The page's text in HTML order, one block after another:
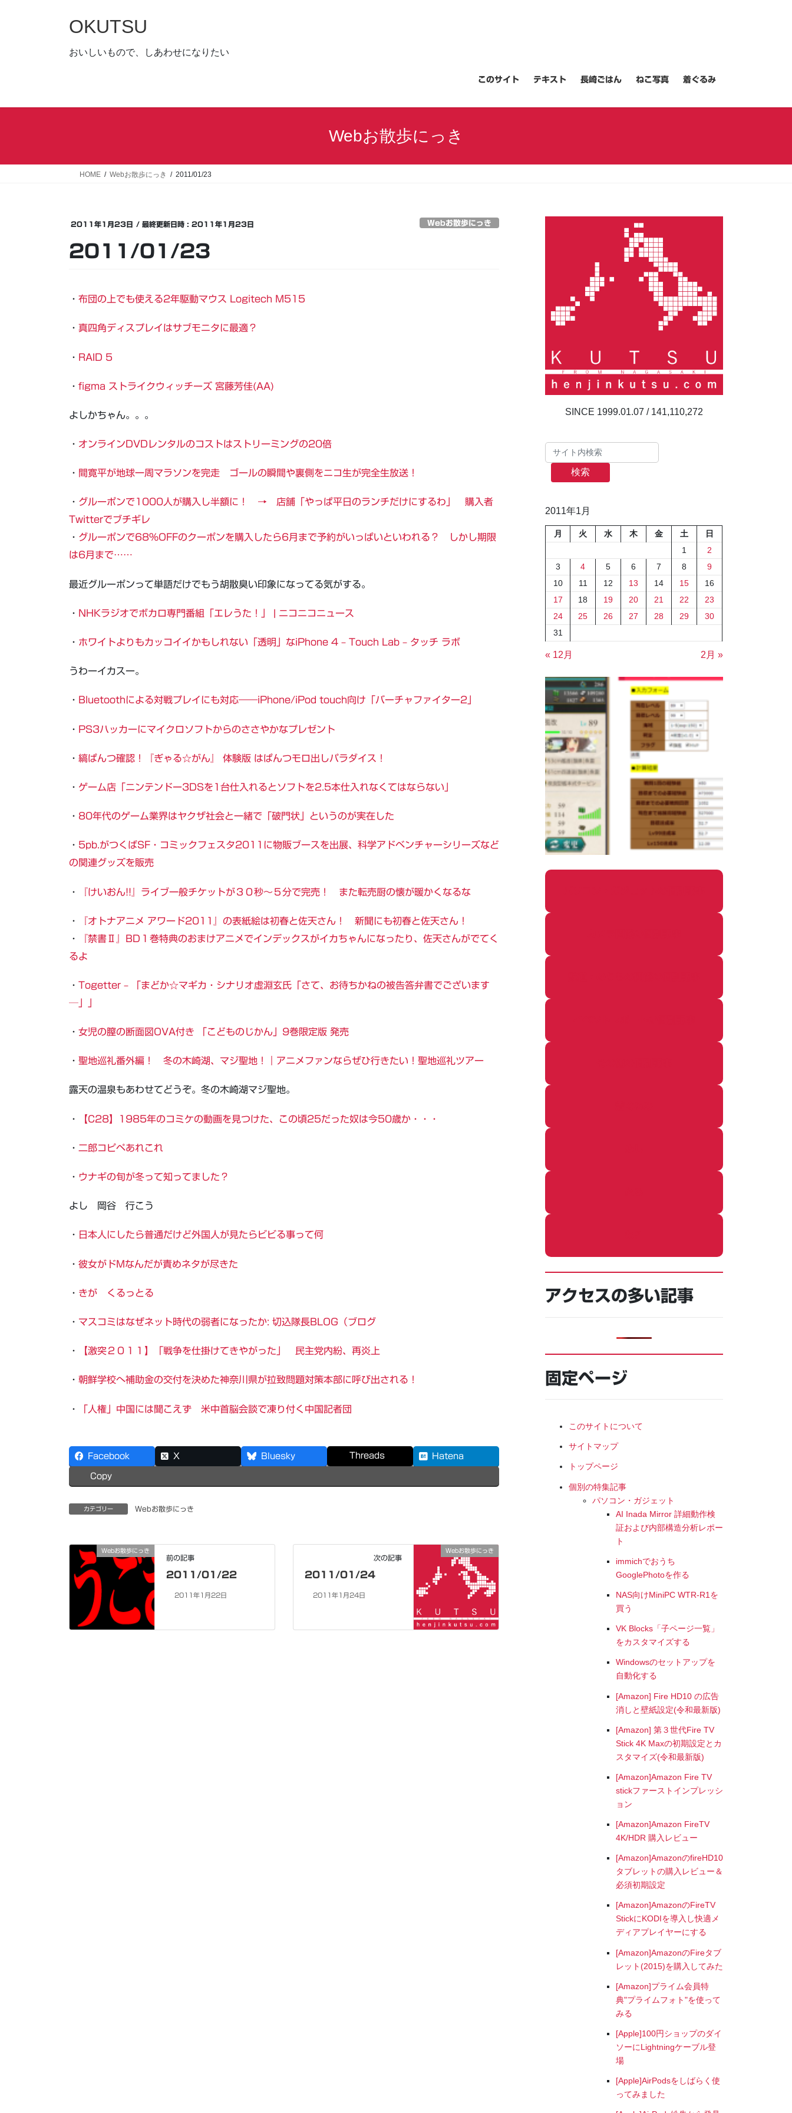
キ
に
OKUTSU
おいしいもので、しあわせになりたい
このサイト テキスト 長崎ごはん ねこ写真 着ぐるみ
Webお散歩にっき
HOME Webお散歩にっき 2011/01/23
2011年1月23日 / 最終更新日時 : 2011年1月23日 Webお散歩にっき
2011/01/23
・ 布団の上でも使える2年駆動マウス Logitech M515
・ 真四角ディスプレイはサブモニタに最適？
・ RAID 5
・ figma ストライクウィッチーズ 宮藤芳佳(AA)
よしかちゃん。。。
・ オンラインDVDレンタルのコストはストリーミングの20倍
・ 間寛平が地球一周マラソンを完走 ゴールの瞬間や裏側をニコ生が完全生放送！
・ グルーポンで1000人が購入し半額に！ → 店舗「やっぱ平日のランチだけにするわ」 購入者
Twitterでブチギレ
・ グルーポンで68％OFFのクーポンを購入したら6月まで予約がいっぱいといわれる？ しかし期限
は6月まで……
最近グルーポンって単語だけでもう胡散臭い印象になってる気がする。
・ NHKラジオでボカロ専門番組「エレうた！」 | ニコニコニュース
・ ホワイトよりもカッコイイかもしれない「透明」なiPhone 4 – Touch Lab – タッチ ラボ
うわーイカスー。
・ Bluetoothによる対戦プレイにも対応――iPhone/iPod touch向け「バーチャファイター2」
・ PS3ハッカーにマイクロソフトからのささやかなプレゼント
・ 縞ぱんつ確認！『ぎゃる☆がん』 体験版 はぱんつモロ出しパラダイス！
・ ゲーム店「ニンテンドー3DSを1台仕入れるとソフトを2.5本仕入れなくてはならない」
・ 80年代のゲーム業界はヤクザ社会と一緒で「破門状」というのが実在した
・ 5pb.がつくばSF・コミックフェスタ2011に物販ブースを出展、科学アドベンチャーシリーズなど
の関連グッズを販売
・ 『けいおん!!』ライブ一般チケットが３０秒～５分で完売！ また転売厨の懐が暖かくなるな
・
『オトナアニメ アワード2011』の表紙絵は初春と佐天さん！ 新聞にも初春と佐天さん！
・
『禁書Ⅱ』BD１巻特典のおまけアニメでインデックスがイカちゃんになったり、佐天さんがでてく
るよ
・ Togetter – 「まどか☆マギカ・シナリオ虚淵玄氏「さて、お待ちかねの被告答弁書でございます
─」」
・ 女児の膣の断面図OVA付き 「こどものじかん」9巻限定版 発売
・ 聖地巡礼番外編！ 冬の木崎湖、マジ聖地！｜アニメファンならぜひ行きたい！聖地巡礼ツアー
露天の温泉もあわせてどうぞ。冬の木崎湖マジ聖地。
・ 【C28】1985年のコミケの動画を見つけた、この頃25だった奴は今50歳か・・・
・ 二郎コピペあれこれ
・ ウナギの旬が冬って知ってました？
よし 岡谷 行こう
・ 日本人にしたら普通だけど外国人が見たらビビる事って何
・ 彼女がドMなんだが責めネタが尽きた
・ きが くるっとる
・ マスコミはなぜネット時代の弱者になったか: 切込隊長BLOG（ブログ
・ 【激突２０１１】「戦争を仕掛けてきやがった」 民主党内紛、再炎上
・ 朝鮮学校へ補助金の交付を決めた神奈川県が拉致問題対策本部に呼び出される！
・ 「人権」中国には聞こえず 米中首脳会談で凍り付く中国記者団
Facebook X Bluesky Threads Hatena
Copy
カテゴリー Webお散歩にっき
Webお散歩にっき
前の記事
2011/01/22
2011年1月22日
Webお散歩にっき
次の記事
2011/01/24
2011年1月24日
141,110,272
検索
2011年1月
月 火 水 木 金 土
日
1
2
3
4 5 6 7 8
9
10
11 12 13 14 15
16
17
18 19 20 21 22
23
24
25 26 27 28 29
30
31
« 12月 2月 »
アクセスの多い記事
固定ページ
このサイトについて
サイトマップ
トップページ
個別の特集記事
パソコン・ガジェット
AI Inada Mirror 詳細動作検
証および内部構造分析レポー
ト
immichでおうち
GooglePhotoを作る
NAS向けMiniPC WTR-R1を
買う
VK Blocks「子ページ一覧」
をカスタマイズする
Windowsのセットアップを
自動化する
[Amazon] Fire HD10 の広告
消しと壁紙設定(令和最新版)
[Amazon] 第３世代Fire TV
Stick 4K Maxの初期設定とカ
スタマイズ(令和最新版)
[Amazon]Amazon Fire TV
stickファーストインプレッシ
ョン
[Amazon]Amazon FireTV
4K/HDR 購入レビュー
[Amazon]AmazonのfireHD10
タブレットの購入レビュー＆
必須初期設定
[Amazon]AmazonのFireTV
StickにKODIを導入し快適メ
ディアプレイヤーにする
[Amazon]AmazonのFireタブ
レット(2015)を購入してみた
[Amazon]プライム会員特
典"プライムフォト"を使って
みる
[Apple]100円ショップのダイ
ソーにLightningケーブル登
場
[Apple]AirPodsをしばらく使
ってみました